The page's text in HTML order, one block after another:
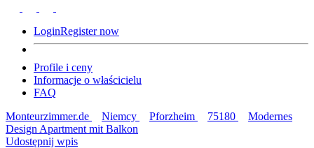
LoginRegister now
Profile i ceny
Informacje o właścicielu
FAQ
Monteurzimmer.de
Niemcy Pforzheim 75180
Modernes
Design Apartment mit Balkon
Udostępnij wpis